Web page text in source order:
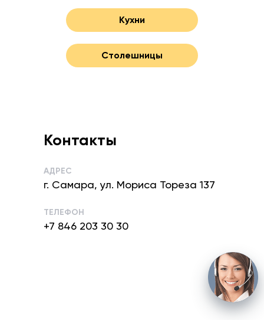
Кухни
Столешницы
Контакты
АДРЕС
г. Самара, ул. Мориса Тореза 137
ТЕЛЕФОН
+7 846 203 30 30